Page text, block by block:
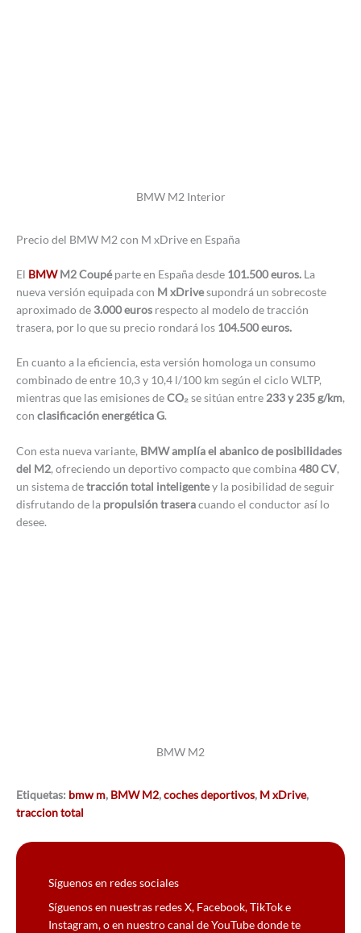
BMW M2 Interior
Precio del BMW M2 con M xDrive en España
El BMWM2 Coupéparte en España desde 101.500 euros. La
nueva versión equipada con M xDrivesupondrá un sobrecoste
aproximado de 3.000 euros respecto al modelo de tracción
trasera, por lo que su precio rondará los 104.500 euros.
En cuanto a la eficiencia, esta versión homologa un consumo
combinado de entre 10,3 y 10,4 l/100 km según el ciclo WLTP,
mientras que las emisiones deCO₂se sitúan entre233 y 235 g/km,
con clasificación energética G.
Con esta nueva variante, BMW amplía el abanico de posibilidades
del M2, ofreciendo un deportivo compacto que combina480 CV,
un sistema detracción total inteligentey la posibilidad de seguir
disfrutando de la propulsión traseracuando el conductor así lo
desee.
BMW M2
Etiquetas: bmw m, BMW M2,coches deportivos, M xDrive,
traccion total
Síguenos en redes sociales
Síguenos en nuestras redes X, Facebook, TikTok e
Instagram, o en nuestro canal de YouTube donde te